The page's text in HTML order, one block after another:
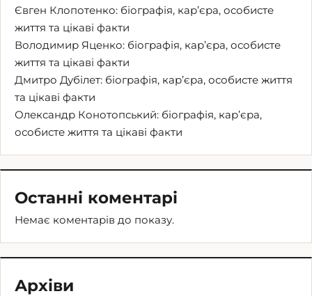
Євген Клопотенко: біографія, кар’єра, особисте
життя та цікаві факти
Володимир Яценко: біографія, кар’єра, особисте
життя та цікаві факти
Дмитро Дубілет: біографія, кар’єра, особисте життя
та цікаві факти
Олександр Конотопський: біографія, кар’єра,
особисте життя та цікаві факти
Останні коментарі
Немає коментарів до показу.
Архіви